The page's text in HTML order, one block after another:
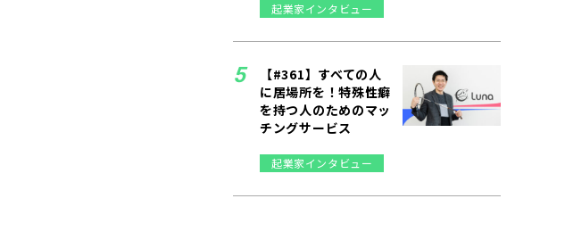
起業家インタビュー
【#361】すべての人
に居場所を！特殊性癖
を持つ人のためのマッ
チングサービス
起業家インタビュー